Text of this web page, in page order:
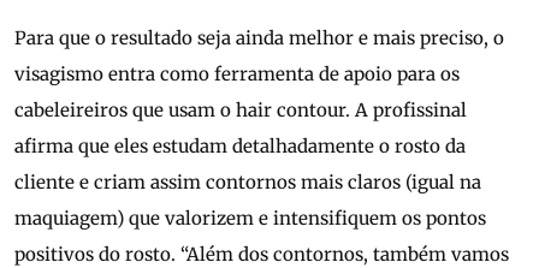
Para que o resultado seja ainda melhor e mais preciso, o
visagismo entra como ferramenta de apoio para os
cabeleireiros que usam o hair contour. A profissinal
afirma que eles estudam detalhadamente o rosto da
cliente e criam assim contornos mais claros (igual na
maquiagem) que valorizem e intensifiquem os pontos
positivos do rosto. “Além dos contornos, também vamos